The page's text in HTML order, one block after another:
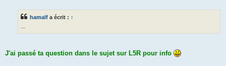
hamalf a écrit : ↑
J'ai passé ta question dans le sujet sur L5R pour info